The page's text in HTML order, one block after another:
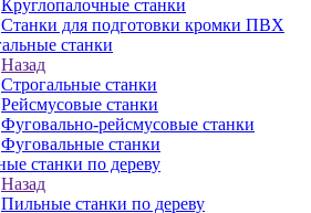
Круглопалочные станки
Станки для подготовки кромки ПВХ
станки
Назад
Строгальные станки
Рейсмусовые станки
Фуговально-рейсмусовые станки
Фуговальные станки
станки по дереву
Назад
Пильные станки по дереву